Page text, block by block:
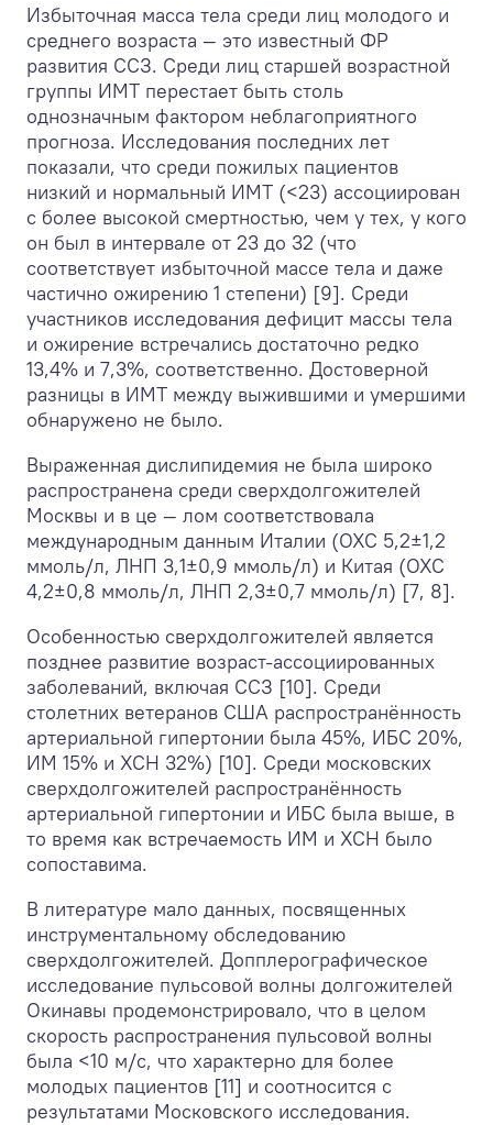
Избыточная масса тела среди лиц молодого и
среднего возраста — это известный ФР
развития ССЗ. Среди лиц старшей возрастной
группы ИМТ перестает быть столь
однозначным фактором неблагоприятного
прогноза. Исследования последних лет
показали, что среди пожилых пациентов
низкий и нормальный ИМТ (<23) ассоциирован
с более высокой смертностью, чем у тех, у кого
он был в интервале от 23 до 32 (что
соответствует избыточной массе тела и даже
частично ожирению 1 степени) [9]. Среди
участников исследования дефицит массы тела
и ожирение встречались достаточно редко
13,4% и 7,3%, соответственно. Достоверной
разницы в ИМТ между выжившими и умершими
обнаружено не было.
Выраженная дислипидемия не была широко
распространена среди сверхдолгожителей
Москвы и в це — лом соответствовала
международным данным Италии (ОХС 5,2±1,2
ммоль/л, ЛНП 3,1±0,9 ммоль/л) и Китая (ОХС
4,2±0,8 ммоль/л, ЛНП 2,3±0,7 ммоль/л) [7, 8].
Особенностью сверхдолгожителей является
позднее развитие возраст-ассоциированных
заболеваний, включая ССЗ [10]. Среди
столетних ветеранов США распространённость
артериальной гипертонии была 45%, ИБС 20%,
ИМ 15% и ХСН 32%) [10]. Среди московских
сверхдолгожителей распространённость
артериальной гипертонии и ИБС была выше, в
то время как встречаемость ИМ и ХСН было
сопоставима.
В литературе мало данных, посвященных
инструментальному обследованию
сверхдолгожителей. Допплерографическое
исследование пульсовой волны долгожителей
Окинавы продемонстрировало, что в целом
скорость распространения пульсовой волны
была <10 м/с, что характерно для более
молодых пациентов [11] и соотносится с
результатами Московского исследования.